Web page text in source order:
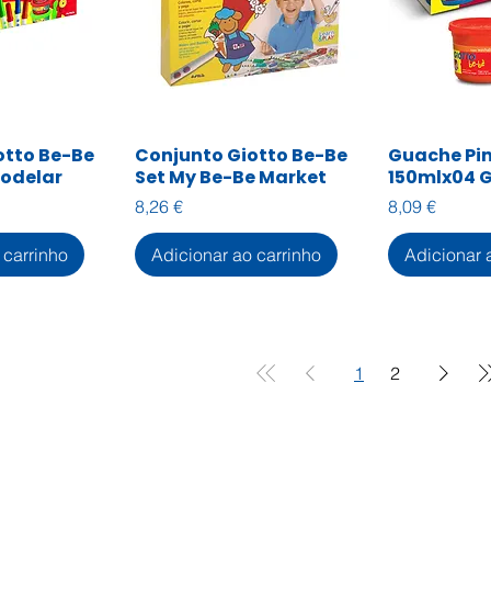
rápida
Be-Be
Visualização rápida
Conjunto Giotto Be-Be
Set My Be-Be Market
Preço
8,26 €
Adicionar ao carrinho
Guache
150mlx04
Preço
8,09 €
Adicionar
1 2